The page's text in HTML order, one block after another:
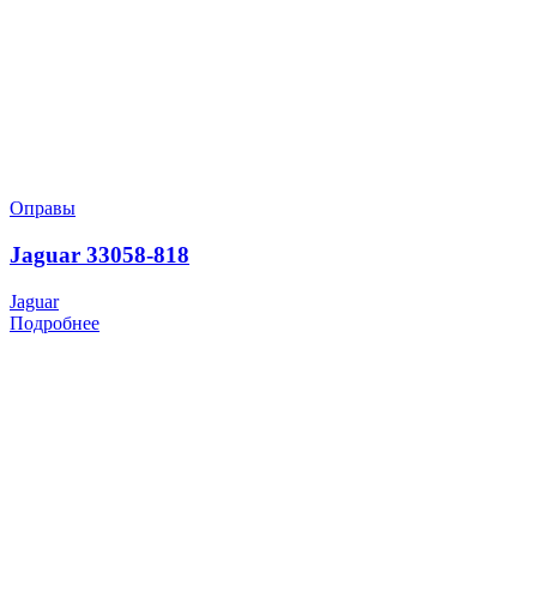
Оправы
Jaguar 33058-818
Jaguar
Подробнее